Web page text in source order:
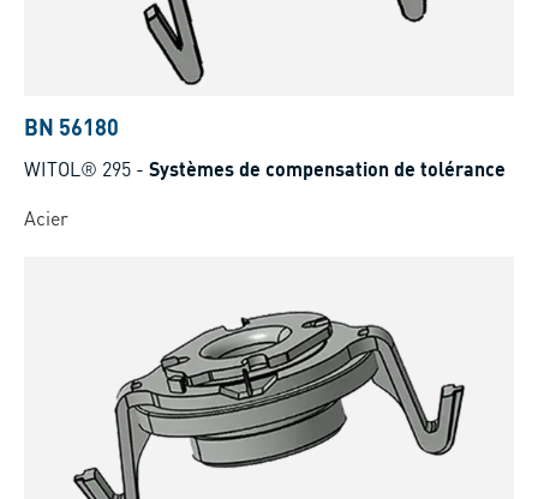
BN 56180
WITOL® 295 - Systèmes de compensation de tolérance
Acier